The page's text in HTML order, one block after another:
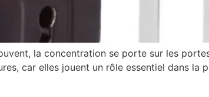
la concentration se porte sur les
car elles jouent un rôle essentiel dans